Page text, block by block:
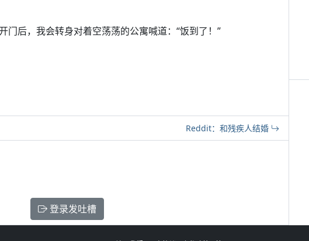
门后，我会转身对着空荡荡的公寓喊道：“饭到了！”
Reddit：和残疾人结婚
登录发吐槽